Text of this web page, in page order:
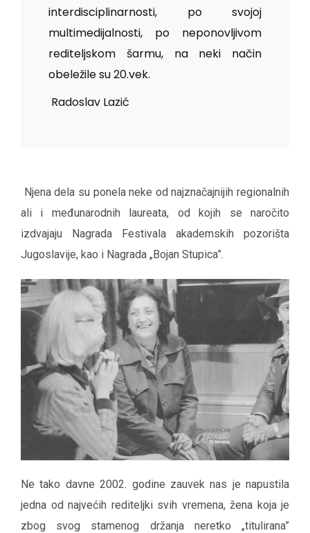
interdisciplinarnosti, po svojoj
multimedijalnosti, po neponovljivom
rediteljskom šarmu, na neki način
obeležile su 20.vek.
Radoslav Lazić
Njena dela su ponela neke od najznačajnijih regionalnih
ali i međunarodnih laureata, od kojih se naročito
izdvajaju Nagrada Festivala akademskih pozorišta
Jugoslavije, kao i Nagrada „Bojan Stupica”.
Ne tako davne 2002. godine zauvek nas je napustila
jedna od najvećih rediteljki svih vremena, žena koja je
zbog svog stamenog držanja neretko „titulirana”